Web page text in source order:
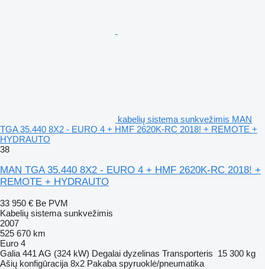
kabelių sistema sunkvežimis MAN
TGA 35.440 8X2 - EURO 4 + HMF 2620K-RC 2018! + REMOTE +
HYDRAUTO
38
MAN TGA 35.440 8X2 - EURO 4 + HMF 2620K-RC 2018! +
REMOTE + HYDRAUTO
33 950 € Be PVM
Kabelių sistema sunkvežimis
2007
525 670 km
Euro 4
Galia 441 AG (324 kW) Degalai dyzelinas Transporteris 15 300 kg
Ašių konfigūracija 8x2 Pakaba spyruoklė/pneumatika